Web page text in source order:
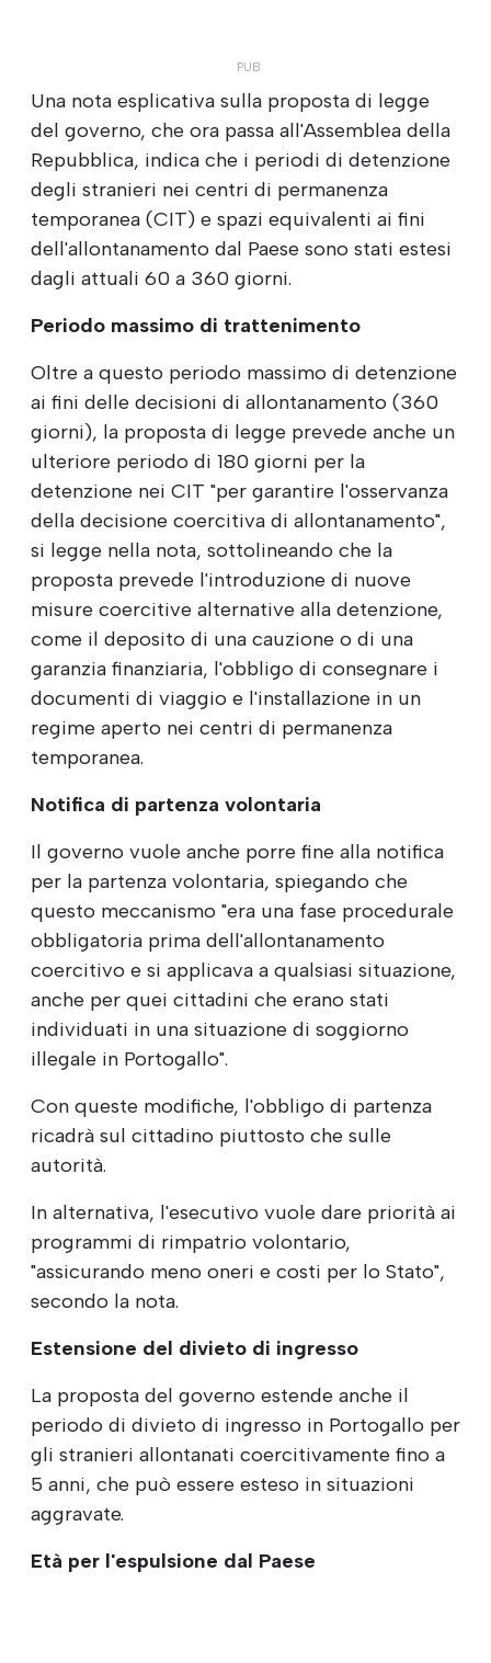
Una nota esplicativa sulla proposta di legge
del governo, che ora passa all'Assemblea della
Repubblica, indica che i periodi di detenzione
degli stranieri nei centri di permanenza
temporanea (CIT) e spazi equivalenti ai fini
dell'allontanamento dal Paese sono stati estesi
dagli attuali 60 a 360 giorni.
Periodo massimo di trattenimento
Oltre a questo periodo massimo di detenzione
ai fini delle decisioni di allontanamento (360
giorni), la proposta di legge prevede anche un
ulteriore periodo di 180 giorni per la
detenzione nei CIT "per garantire l'osservanza
della decisione coercitiva di allontanamento",
si legge nella nota, sottolineando che la
proposta prevede l'introduzione di nuove
misure coercitive alternative alla detenzione,
come il deposito di una cauzione o di una
garanzia finanziaria, l'obbligo di consegnare i
documenti di viaggio e l'installazione in un
regime aperto nei centri di permanenza
temporanea.
Notifica di partenza volontaria
Il governo vuole anche porre fine alla notifica
per la partenza volontaria, spiegando che
questo meccanismo "era una fase procedurale
obbligatoria prima dell'allontanamento
coercitivo e si applicava a qualsiasi situazione,
anche per quei cittadini che erano stati
individuati in una situazione di soggiorno
illegale in Portogallo".
Con queste modifiche, l'obbligo di partenza
ricadrà sul cittadino piuttosto che sulle
autorità.
In alternativa, l'esecutivo vuole dare priorità ai
programmi di rimpatrio volontario,
"assicurando meno oneri e costi per lo Stato",
secondo la nota.
Estensione del divieto di ingresso
La proposta del governo estende anche il
periodo di divieto di ingresso in Portogallo per
gli stranieri allontanati coercitivamente fino a
5 anni, che può essere esteso in situazioni
aggravate.
Età per l'espulsione dal Paese